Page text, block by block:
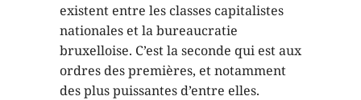
existent entre les classes capitalistes
nationales et la bureaucratie
bruxelloise. C’est la seconde qui est aux
ordres des premières, et notamment
des plus puissantes d’entre elles.